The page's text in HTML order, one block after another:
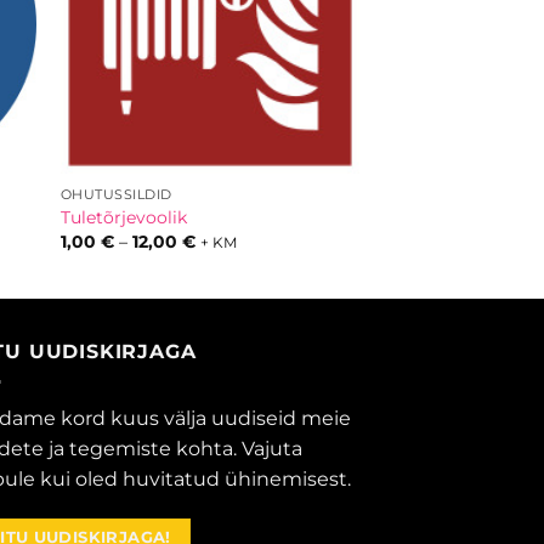
OHUTUSSILDID
Tuletõrjevoolik
1,00 € – 12,00 €Hinnavahemik:
+ KM
UUDISKIRJAGA
kord kuus välja uudiseid meie
ja tegemiste kohta. Vajuta
kui oled huvitatud ühinemisest.
UUDISKIRJAGA!